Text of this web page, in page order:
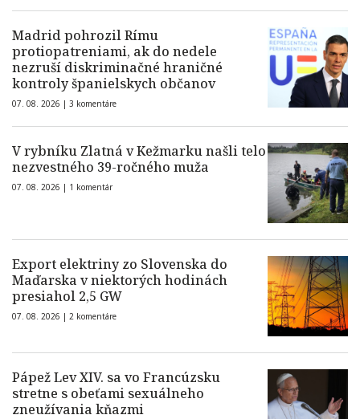
Madrid pohrozil Rímu
protiopatreniami, ak do nedele
nezruší diskriminačné hraničné
kontroly španielskych občanov
07. 08. 2026 | 3 komentáre
V rybníku Zlatná v Kežmarku našli telo
nezvestného 39-ročného muža
07. 08. 2026 | 1 komentár
Export elektriny zo Slovenska do
Maďarska v niektorých hodinách
presiahol 2,5 GW
07. 08. 2026 | 2 komentáre
Pápež Lev XIV. sa vo Francúzsku
stretne s obeťami sexuálneho
zneužívania kňazmi